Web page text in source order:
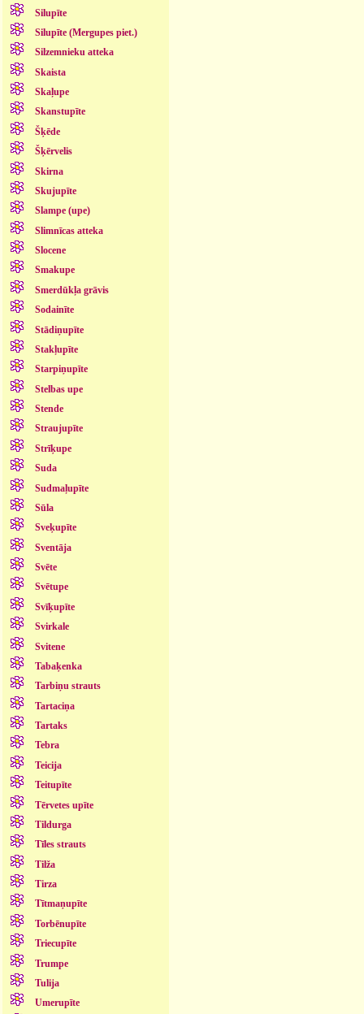
Silupīte
Silupīte (Mergupes piet.)
Silzemnieku atteka
Skaista
Skaļupe
Skanstupīte
Šķēde
Šķērvelis
Skirna
Skujupīte
Slampe (upe)
Slimnīcas atteka
Slocene
Smakupe
Smerdūkļa grāvis
Sodainīte
Stādiņupīte
Stakļupīte
Starpiņupīte
Stelbas upe
Stende
Straujupīte
Strīķupe
Suda
Sudmaļupīte
Sūla
Sveķupīte
Sventāja
Svēte
Svētupe
Svīķupīte
Svirkale
Svitene
Tabaķenka
Tarbiņu strauts
Tartaciņa
Tartaks
Tebra
Teicija
Teitupīte
Tērvetes upīte
Tildurga
Tīles strauts
Tilža
Tirza
Tītmaņupīte
Torbēnupīte
Triecupīte
Trumpe
Tulija
Umerupīte